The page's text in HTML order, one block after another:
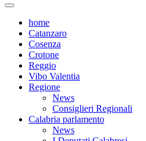
home
Catanzaro
Cosenza
Crotone
Reggio
Vibo Valentia
Regione
News
Consiglieri Regionali
Calabria parlamento
News